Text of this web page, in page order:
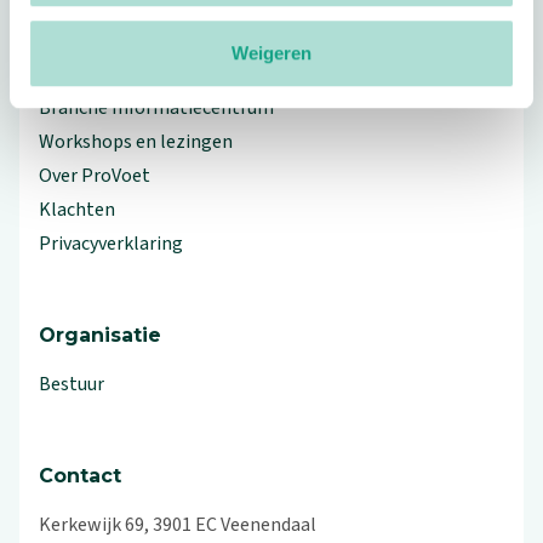
Weigeren
Branche Informatiecentrum
Workshops en lezingen
Over ProVoet
Klachten
Privacyverklaring
Organisatie
Bestuur
Contact
Kerkewijk 69, 3901 EC Veenendaal